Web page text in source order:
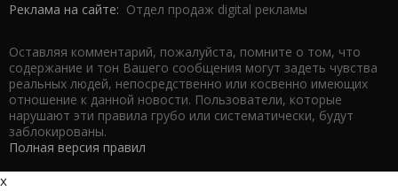
Реклама на сайте: Отдел продаж digital рекламы
Оставляя комментарий, пожалуйста, помните о том, что
содержание и тон Вашего сообщения могут задеть чувства
реальных людей, непосредственно или косвенно имеющих
отношение к данной новости. Пользователи, которые
нарушают эти правила грубо или систематически, будут
заблокированы.
Полная версия правил
x